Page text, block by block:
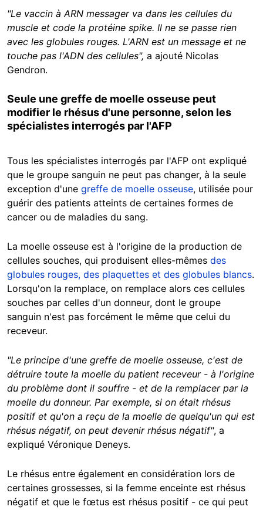
"Le vaccin à ARN messager va dans les cellules du
muscle et code la protéine spike. Il ne se passe rien
avec les globules rouges. L'ARN est un message et ne
touche pas l'ADN des cellules", a ajouté Nicolas
Gendron.
Seule une greffe de moelle osseuse peut
modifier le rhésus d'une personne, selon les
spécialistes interrogés par l'AFP
Tous les spécialistes interrogés par l'AFP ont expliqué
que le groupe sanguin ne peut pas changer, à la seule
exception d'une greffe de moelle osseuse, utilisée pour
guérir des patients atteints de certaines formes de
cancer ou de maladies du sang.
La moelle osseuse est à l'origine de la production de
cellules souches, qui produisent elles-mêmes des
globules rouges, des plaquettes et des globules blancs.
Lorsqu'on la remplace, on remplace alors ces cellules
souches par celles d'un donneur, dont le groupe
sanguin n'est pas forcément le même que celui du
receveur.
"Le principe d'une greffe de moelle osseuse, c'est de
détruire toute la moelle du patient receveur - à l'origine
du problème dont il souffre - et de la remplacer par la
moelle du donneur. Par exemple, si on était rhésus
positif et qu'on a reçu de la moelle de quelqu'un qui est
rhésus négatif, on peut devenir rhésus négatif", a
expliqué Véronique Deneys.
Le rhésus entre également en considération lors de
certaines grossesses, si la femme enceinte est rhésus
négatif et que le fœtus est rhésus positif - ce qui peut